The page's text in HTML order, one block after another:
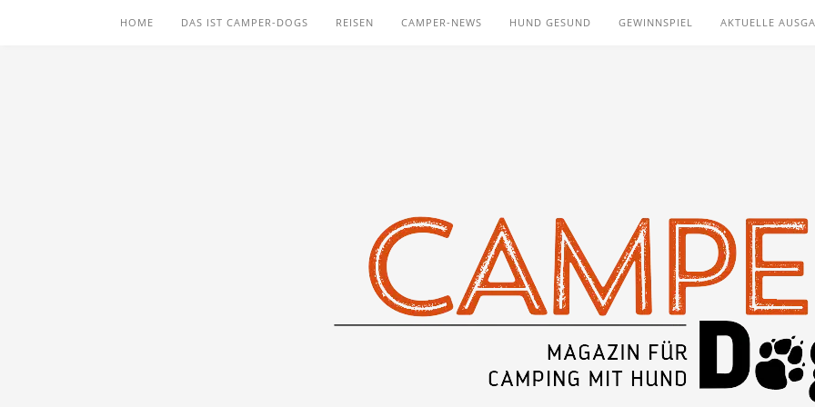
HOME DAS IST CAMPER-DOGS REISEN CAMPER-NEWS HUND GESUND GEWINNSPIEL AKTUELLE